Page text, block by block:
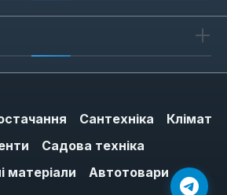
розмірів забезпечує щільне
до кріплення, мінімізуючи
дизайн:
Продумана
та оптимальний
дозволяють працювати
Сантехніка
Клімат
Садова техніка
матеріали
Автотовари